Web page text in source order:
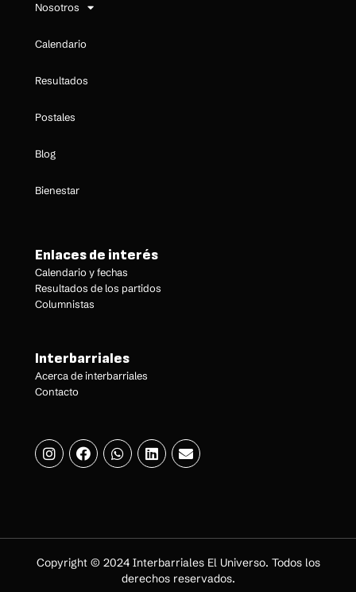
Nosotros
Calendario
Resultados
Postales
Blog
Bienestar
Enlaces de interés
Calendario y fechas
Resultados de los partidos
Columnistas
Interbarriales
Acerca de interbarriales
Contacto
Copyright © 2024 Interbarriales El Universo. Todos los
derechos reservados.